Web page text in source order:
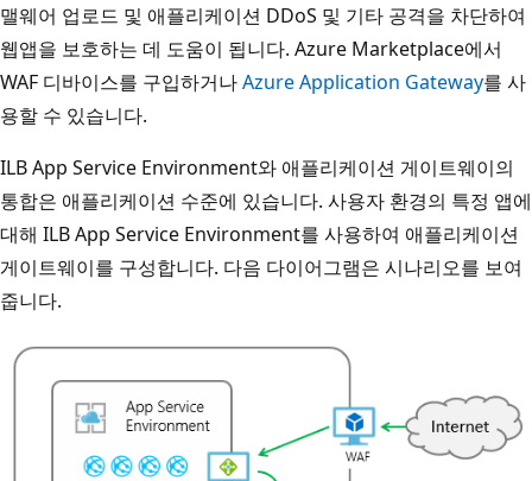
맬웨어 업로드 및 애플리케이션 DDoS 및 기타 공격을 차단하여
웹앱을 보호하는 데 도움이 됩니다. Azure Marketplace에서
WAF 디바이스를 구입하거나Azure Application Gateway를 사
용할 수 있습니다.
ILB App Service Environment와 애플리케이션 게이트웨이의
통합은 애플리케이션 수준에 있습니다. 사용자 환경의 특정 앱에
대해 ILB App Service Environment를 사용하여 애플리케이션
게이트웨이를 구성합니다. 다음 다이어그램은 시나리오를 보여
줍니다.